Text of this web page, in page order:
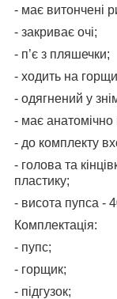
- має витончені
- закриває очі;
- п’є з пляшечки;
- ходить на
- одягнений у
- має анатомічно
- до комплекту
- голова та
пластику;
- висота пупса -
Комплектація:
- пупс;
- горщик;
- підгузок;